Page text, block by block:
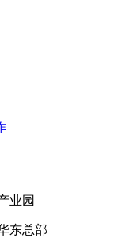
业园
东总部